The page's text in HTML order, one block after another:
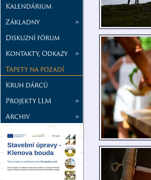
Kalendárium
Základny
»
Diskuzní fórum
Kontakty, Odkazy
»
Tapety na pozadí
Kruh dárců
Projekty LLM
»
Archiv
»